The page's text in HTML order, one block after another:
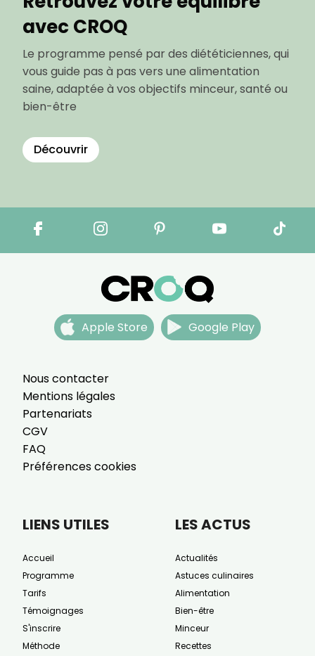
avec CROQ
Le programme pensé par des diététiciennes, qui
vous guide pas à pas vers une alimentation
saine, adaptée à vos objectifs minceur, santé ou
bien-être
Découvrir
Nous contacter
Mentions légales
Partenariats
CGV
FAQ
Préférences cookies
Apple Store Google Play
LIENS UTILES
Accueil
Programme
Tarifs
Témoignages
S'inscrire
Méthode
LES ACTUS
Actualités
Astuces culinaires
Alimentation
Bien-être
Minceur
Recettes